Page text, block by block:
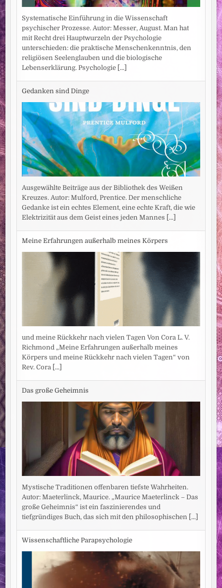
Systematische Einführung in die Wissenschaft
psychischer Prozesse. Autor: Messer, August. Man hat
mit Recht drei Hauptwurzeln der Psychologie
unterschieden: die praktische Menschenkenntnis, den
religiösen Seelenglauben und die biologische
Lebenserklärung. Psychologie [...]
Gedanken sind Dinge
Ausgewählte Beiträge aus der Bibliothek des Weißen
Kreuzes. Autor: Mulford, Prentice. Der menschliche
Gedanke ist ein echtes Element, eine echte Kraft, die wie
Elektrizität aus dem Geist eines jeden Mannes [...]
Meine Erfahrungen außerhalb meines Körpers
und meine Rückkehr nach vielen Tagen Von Cora L. V.
Richmond „Meine Erfahrungen außerhalb meines
Körpers und meine Rückkehr nach vielen Tagen“ von
Rev. Cora [...]
Das große Geheimnis
Mystische Traditionen offenbaren tiefste Wahrheiten.
Autor: Maeterlinck, Maurice. „Maurice Maeterlinck – Das
große Geheimnis“ ist ein faszinierendes und
tiefgründiges Buch, das sich mit den philosophischen [...]
Wissenschaftliche Parapsychologie